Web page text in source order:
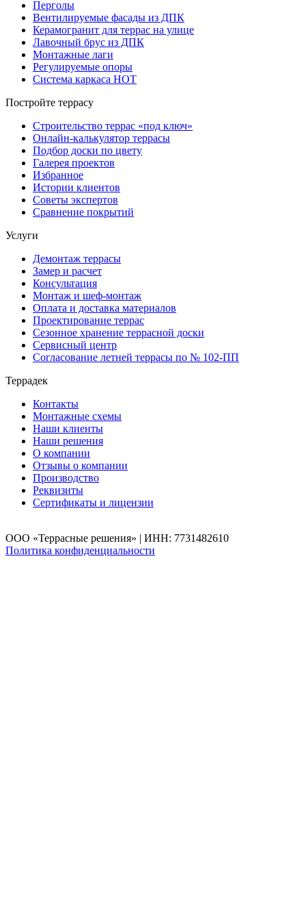
Перголы
Вентилируемые фасады из ДПК
Керамогранит для террас на улице
Лавочный брус из ДПК
Монтажные лаги
Регулируемые опоры
Система каркаса НОТ
Постройте террасу
Строительство террас «под ключ»
Онлайн-калькулятор террасы
Подбор доски по цвету
Галерея проектов
Избранное
Истории клиентов
Советы экспертов
Сравнение покрытий
Услуги
Демонтаж террасы
Замер и расчет
Консультация
Монтаж и шеф-монтаж
Оплата и доставка материалов
Проектирование террас
Сезонное хранение террасной доски
Сервисный центр
Согласование летней террасы по № 102-ПП
Террадек
Контакты
Монтажные схемы
Наши клиенты
Наши решения
О компании
Отзывы о компании
Производство
Реквизиты
Сертификаты и лицензии
ООО «Террасные решения» | ИНН: 7731482610
Политика конфиденциальности